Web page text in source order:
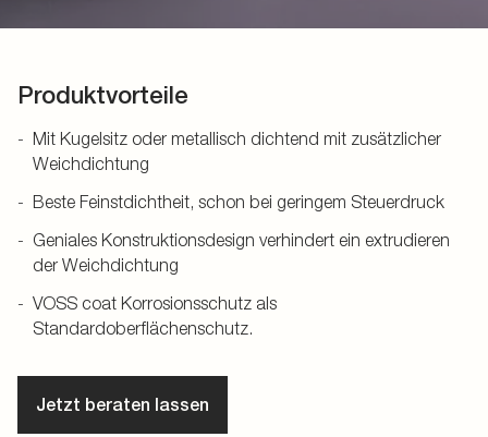
Produktvorteile
Mit Kugelsitz oder metallisch dichtend mit zusätzlicher
Weichdichtung
Beste Feinstdichtheit, schon bei geringem Steuerdruck
Geniales Konstruktionsdesign verhindert ein extrudieren
der Weichdichtung
VOSS coat Korrosionsschutz als
Standardoberflächenschutz.
Jetzt beraten lassen